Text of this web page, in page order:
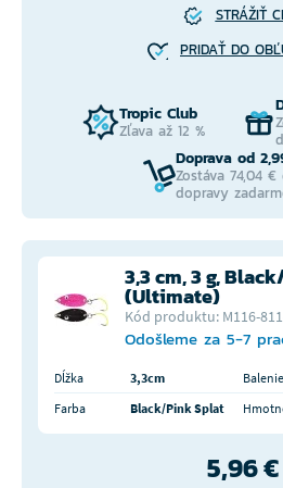
STRÁŽIŤ
PRIDAŤ DO
Tropic Club
Zľava až 12 %
Doprava od
Zostáva 74,04 €
dopravy
3,3 cm, 3 g,
(Ultimate)
Kód produktu: M116-
Odošleme za 5-7
Dĺžka 3,3cm Balenie
Farba
Black/Pink Splat
5,96 €